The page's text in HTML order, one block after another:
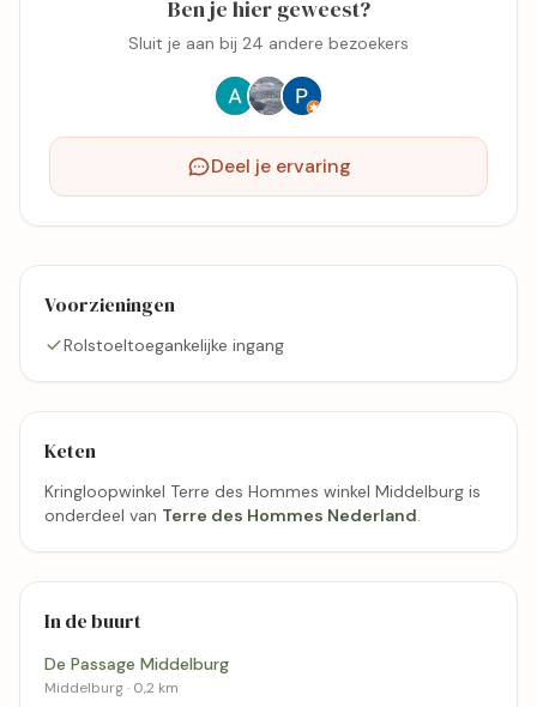
Ben je hier geweest?
Sluit je aan bij 24 andere bezoekers
Deel je ervaring
Voorzieningen
Rolstoeltoegankelijke ingang
Keten
Kringloopwinkel Terre des Hommes winkel Middelburg is
onderdeel van Terre des Hommes Nederland.
In de buurt
De Passage Middelburg
Middelburg · 0,2 km